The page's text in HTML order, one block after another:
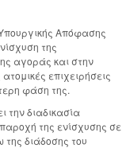
Απόφασης
της
αγοράς και στην
επιχειρήσεις
φάση της.
την διαδικασία
της ενίσχυσης σε
της διάδοσης του